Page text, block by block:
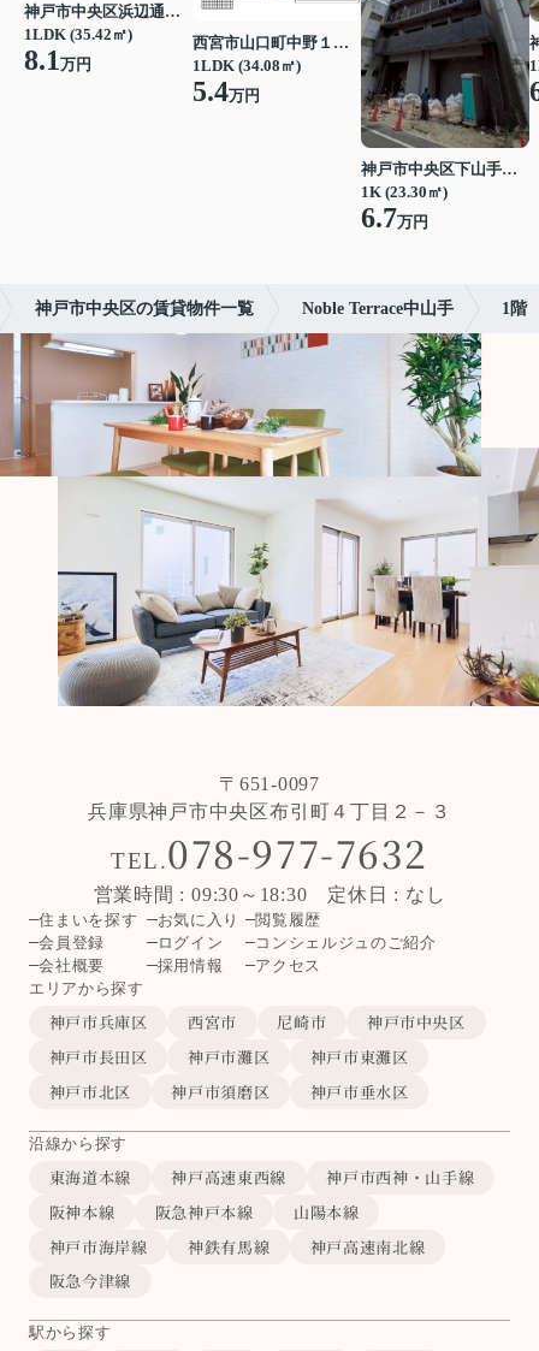
神戸市中央区浜辺通３丁目
1LDK (35.42㎡)
8.1万円
西宮市山口町中野１丁目
1LDK (34.08㎡)
5.4万円
神戸市中央区下山手通７丁目
1K (23.30㎡)
6.7万円
神戸市中央区の賃貸物件一覧 Noble Terrace中山手 1階
〒651-0097
兵庫県神戸市中央区布引町４丁目２－３
TEL.078-977-7632
営業時間 : 09:30～18:30 定休日 : なし
住まいを探す お気に入り
閲覧履歴
会員登録
ログイン
コンシェルジュのご紹介
会社概要
採用情報
アクセス
エリアから探す
神戸市兵庫区 西宮市 尼崎市
神戸市中央区
神戸市長田区
神戸市灘区
神戸市東灘区
神戸市北区
神戸市須磨区 神戸市垂水区
沿線から探す
東海道本線 神戸高速東西線
神戸市西神・山手線
阪神本線
阪急神戸本線
山陽本線
神戸市海岸線
神鉄有馬線
神戸高速南北線
阪急今津線
駅から探す